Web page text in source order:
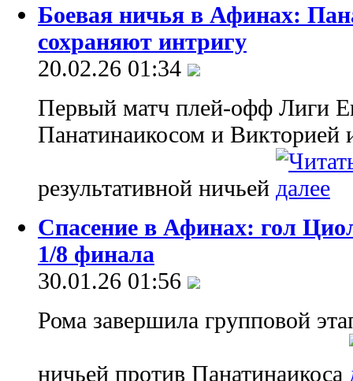
Боевая ничья в Афинах:
сохраняют интригу
20.02.26 01:34
Первый матч плей-офф Лиги
Панатинаикосом и Викторией
результативной ничьей
Спасение в Афинах: гол
1/8 финала
30.01.26 01:56
Рома завершила групповой
ничьей против Панатинаикоса